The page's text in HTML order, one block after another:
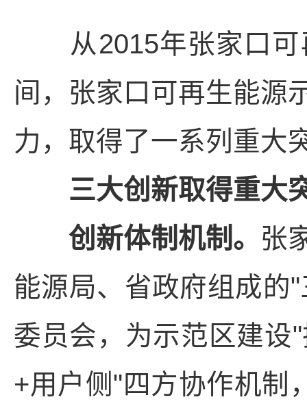
从2015年张家口可
间，张家口可再生能源
力，取得了一系列重大
三大创新取得重大
创新体制机制。 张
能源局、省政府组成的
委员会，为示范区建设
+用户侧"四方协作机制